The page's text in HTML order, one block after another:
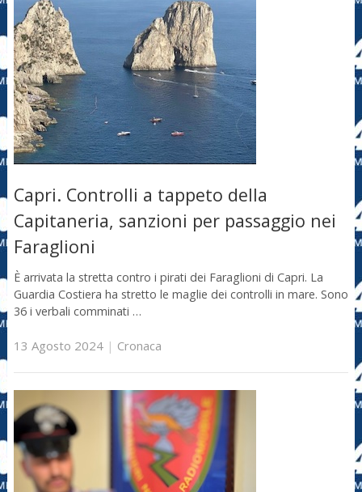
Capri. Controlli a tappeto della
Capitaneria, sanzioni per passaggio nei
Faraglioni
È arrivata la stretta contro i pirati dei Faraglioni di Capri. La
Guardia Costiera ha stretto le maglie dei controlli in mare. Sono
36 i verbali comminati …
13 Agosto 2024| Cronaca